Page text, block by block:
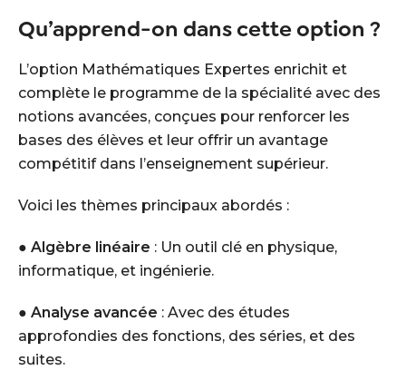
Qu’apprend-on dans cette option ?
L’option Mathématiques Expertes enrichit et
complète le programme de la spécialité avec des
notions avancées, conçues pour renforcer les
bases des élèves et leur offrir un avantage
compétitif dans l’enseignement supérieur.
Voici les thèmes principaux abordés :
● Algèbre linéaire : Un outil clé en physique,
informatique, et ingénierie.
● Analyse avancée : Avec des études
approfondies des fonctions, des séries, et des
suites.